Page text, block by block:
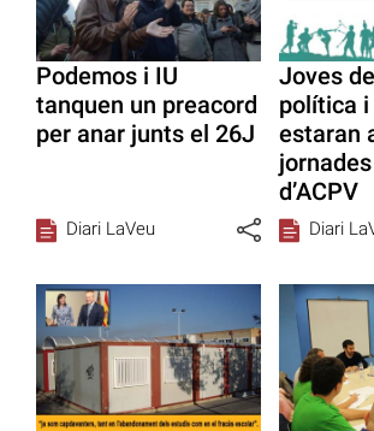
Podemos i IU
tanquen un preacord
per anar junts el 26J
Diari LaVeu
Joves
política
estaran
d’ACPV
Diari